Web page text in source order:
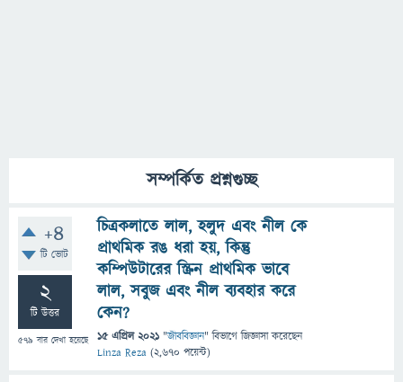
সম্পর্কিত প্রশ্নগুচ্ছ
+4
টি ভোট
2
টি উত্তর
579 বার দেখা হয়েছে
চিত্রকলাতে লাল, হলুদ এবং নীল কে
প্রাথমিক রঙ ধরা হয়, কিন্তু
কম্পিউটারের স্ক্রিন প্রাথমিক ভাবে
লাল, সবুজ এবং নীল ব্যবহার করে
কেন?
15 এপ্রিল 2021 "জীববিজ্ঞান" বিভাগে জিজ্ঞাসাকরেছেন
Linza Reza (2,670 পয়েন্ট)